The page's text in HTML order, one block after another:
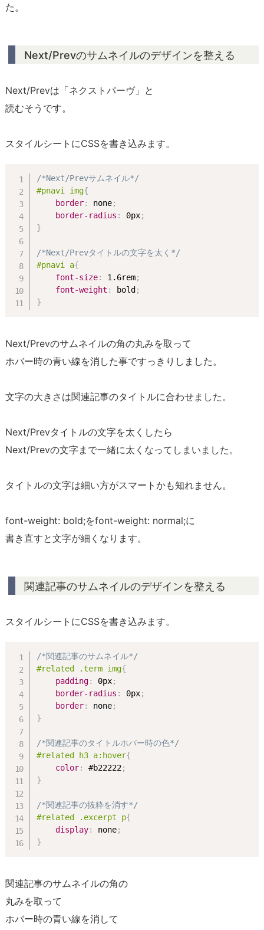
た。
Next/Prevのサムネイルのデザインを整える
Next/Prevは「ネクストパーヴ」と
読むそうです。
スタイルシートにCSSを書き込みます。
/*Next/Prevサムネイル*/
#pnavi img{
border: none;
border-radius : 0px;
}
/*Next/Prevタイトルの文字を太く*/
#pnavi a{
font-size: 1.6rem;
font-weight : bold ;
}
Next/Prevのサムネイルの角の丸みを取って
ホバー時の青い線を消した事ですっきりしました。
文字の大きさは関連記事のタイトルに合わせました。
Next/Prevタイトルの文字を太くしたら
Next/Prevの文字まで一緒に太くなってしまいました。
タイトルの文字は細い方がスマートかも知れません。
font-weight: bold;をfont-weight: normal;に
書き直すと文字が細くなります。
関連記事のサムネイルのデザインを整える
スタイルシートにCSSを書き込みます。
/*関連記事のサムネイル*/
#related .term img{
padding: 0px;
border-radius : 0px;
border: none;
}
/*関連記事のタイトルホバー時の色*/
#related h3 a:hover{
color: #b22222;
}
/*関連記事の抜粋を消す*/
#related .excerpt p{
display: none;
}
関連記事のサムネイルの角の
丸みを取って
ホバー時の青い線を消して